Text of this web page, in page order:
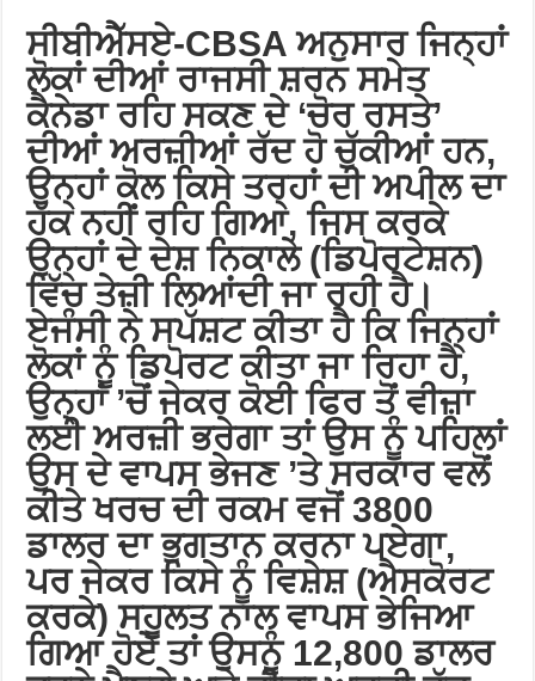
ਸੀਬੀਐੱਸਏ-CBSA ਅਨੁਸਾਰ ਜਿਨ੍ਹਾਂ
ਲੋਕਾਂ ਦੀਆਂ ਰਾਜਸੀ ਸ਼ਰਨ ਸਮੇਤ
ਕੈਨੇਡਾ ਰਹਿ ਸਕਣ ਦੇ ‘ਚੋਰ ਰਸਤੇ’
ਦੀਆਂ ਅਰਜ਼ੀਆਂ ਰੱਦ ਹੋ ਚੁੱਕੀਆਂ ਹਨ,
ਉਨ੍ਹਾਂ ਕੋਲ ਕਿਸੇ ਤਰ੍ਹਾਂ ਦੀ ਅਪੀਲ ਦਾ
ਹੱਕ ਨਹੀਂ ਰਹਿ ਗਿਆ, ਜਿਸ ਕਰਕੇ
ਉਨ੍ਹਾਂ ਦੇ ਦੇਸ਼ ਨਿਕਾਲੇ (ਡਿਪੋਰਟੇਸ਼ਨ)
ਵਿੱਚ ਤੇਜ਼ੀ ਲਿਆਂਦੀ ਜਾ ਰਹੀ ਹੈ।
ਏਜੰਸੀ ਨੇ ਸਪੱਸ਼ਟ ਕੀਤਾ ਹੈ ਕਿ ਜਿਨ੍ਹਾਂ
ਲੋਕਾਂ ਨੂੰ ਡਿਪੋਰਟ ਕੀਤਾ ਜਾ ਰਿਹਾ ਹੈ,
ਉਨ੍ਹਾਂ ’ਚੋਂ ਜੇਕਰ ਕੋਈ ਫਿਰ ਤੋਂ ਵੀਜ਼ਾ
ਲਈ ਅਰਜ਼ੀ ਭਰੇਗਾ ਤਾਂ ਉਸ ਨੂੰ ਪਹਿਲਾਂ
ਉਸ ਦੇ ਵਾਪਸ ਭੇਜਣ ’ਤੇ ਸਰਕਾਰ ਵਲੋਂ
ਕੀਤੇ ਖਰਚ ਦੀ ਰਕਮ ਵਜੋਂ 3800
ਡਾਲਰ ਦਾ ਭੁਗਤਾਨ ਕਰਨਾ ਪਏਗਾ,
ਪਰ ਜੇਕਰ ਕਿਸੇ ਨੂੰ ਵਿਸ਼ੇਸ਼ (ਐਸਕੋਰਟ
ਕਰਕੇ) ਸਹੂਲਤ ਨਾਲ ਵਾਪਸ ਭੇਜਿਆ
ਗਿਆ ਹੋਏ ਤਾਂ ਉਸਨੂੰ 12,800 ਡਾਲਰ